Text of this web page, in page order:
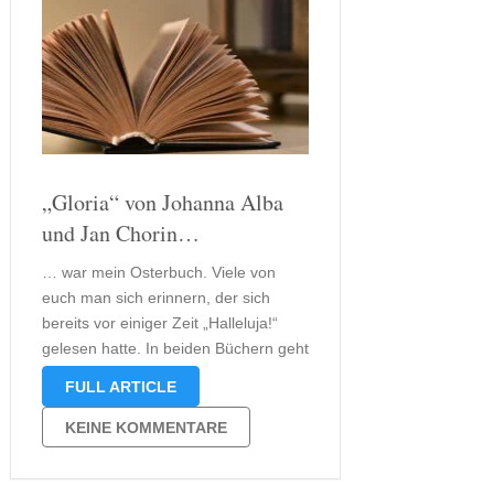
„Gloria“ von Johanna Alba
und Jan Chorin…
… war mein Osterbuch. Viele von
euch man sich erinnern, der sich
bereits vor einiger Zeit „Halleluja!“
gelesen hatte. In beiden Büchern geht
es um den italienischen Papst Petrus,
Natürlich handelt es sich bei diesem
Buch um reine Fiktion. Ich …
FULL ARTICLE
KEINE KOMMENTARE